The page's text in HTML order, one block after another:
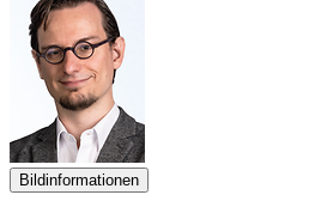
Bildinformationen